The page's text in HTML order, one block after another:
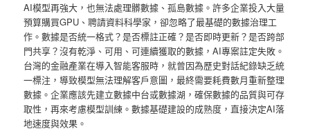
AI模型再強大，也無法處理髒數據、孤島數據。許多企業投入大量
預算購買GPU、聘請資料科學家，卻忽略了最基礎的數據治理工
作。數據是否統一格式？是否標註正確？是否即時更新？是否跨部
門共享？沒有乾淨、可用、可連續獲取的數據，AI專案註定失敗。
台灣的金融產業在導入智能客服時，就曾因為歷史對話紀錄缺乏統
一標注，導致模型無法理解客戶意圖，最終需要耗費數月重新整理
數據。企業應該先建立數據中台或數據湖，確保數據的品質與可存
取性，再來考慮模型訓練。數據基礎建設的成熟度，直接決定AI落
地速度與效果。